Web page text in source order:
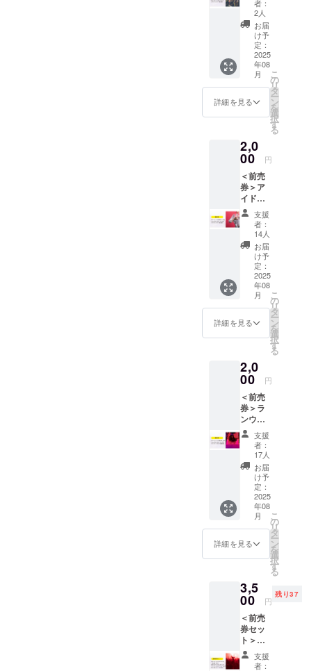
ています。
今回は新た
に、全国に
ランウェイ
を歩くイベ
ントを普及
するため、
PROJECT」
ト。Peeba
FESでの障が
いのある
方、ない方
が交流でき
るイベント
「ランウェ
イフェス」
を皮切り
に、全国の
素晴らしい
を活用し、
ランウェイ
を楽しめる
イベントと
してラン
ウェイパー
ティーコレ
クションを
企画しまし
た。
是非、皆様
の人口最少
イベント＆
芸能革命の
歩みを体感
していきま
しょう！
由席【
8/22 】
Peeba
FESの1
日目（8
月22
日）エ
ンタメ
フェス
の「一
般自由
前売券
リター
ンで
す。 ク
ラウド
ファン
ディン
グでの
前売券
購入特
典とし
て、会
場入場
時に
「イベ
ント限
定オリ
本」を
お渡し
しま
す。 ＜
リター
ン内容
＞ ・前
売券 1
枚（エ
ンタメ
フェス
一般自
由席）
・お礼
のメー
ル ▼ 前
売券詳
券は、
2025年
8月開催
の
「Peeb
a FES」
のうち
「エン
者：
2人
お届
け予
定：
2025
年08
月
詳細を見る
こ
の
リ
タ
ー
ン
を
選
択
す
る
2,0
00 円
＜前売
券＞ア
イドル
フェス
一般自
由席【
8/23 】
Peeba
FESの2
日目（8
月23
日）ア
イドル
フェス
の「一
般自由
前売券
リター
ンで
す。 ク
ラウド
ファン
ディン
グでの
前売券
購入特
典とし
て、会
場入場
時に
「イベ
ント限
定オリ
本」を
お渡し
しま
す。 ＜
リター
ン内容
＞ ・前
売券 1
支援
者：
14人
お届
け予
定：
2025
年08
月
詳細を見る
こ
の
リ
タ
ー
ン
を
選
択
す
る
2,0
00 円
＜前売
券＞ラ
ンウェ
イフェ
ス一般
自由席
【 8/23
Peeba
FESの2
日目（8
月23
日）ラ
ンウェ
イフェ
スの
自由
席」の
前売券
リター
ンで
す。 ク
ラウド
ファン
支援
者：
17人
お届
け予
定：
2025
年08
月
詳細を見る
こ
の
リ
タ
ー
ン
を
選
択
す
る
3,5
00 円
残り37
＜前売
券セッ
ト＞ア
イドル
フェス
支援
者：